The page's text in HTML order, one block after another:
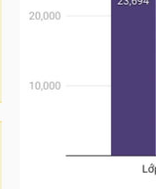
Tiểu học có 145